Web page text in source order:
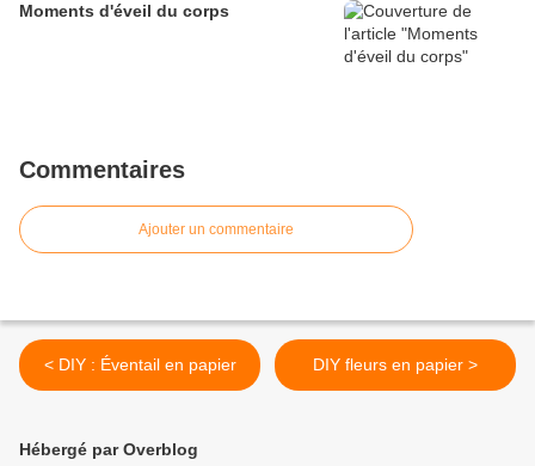
Moments d'éveil du corps
Commentaires
Ajouter un commentaire
< DIY : Éventail en papier DIY fleurs en papier >
Hébergé par Overblog